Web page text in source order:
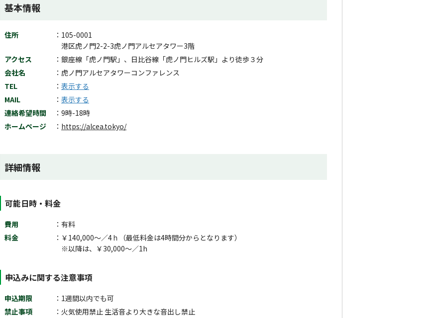
基本情報
住所
105-0001
港区虎ノ門2-2-3虎ノ門アルセアタワー3階
アクセス
銀座線「虎ノ門駅」、日比谷線「虎ノ門ヒルズ駅」より徒歩３分
会社名
虎ノ門アルセアタワーコンファレンス
TEL
表示する
MAIL
表示する
連絡希望時間
9時-18時
ホームページ
https://alcea.tokyo/
詳細情報
可能日時・料金
費用
有料
料金
￥140,000～／4ｈ（最低料金は4時間分からとなります）
※以降は、￥30,000～／1h
申込みに関する注意事項
申込期限
1週間以内でも可
禁止事項
火気使用禁止 生活音より大きな音出し禁止